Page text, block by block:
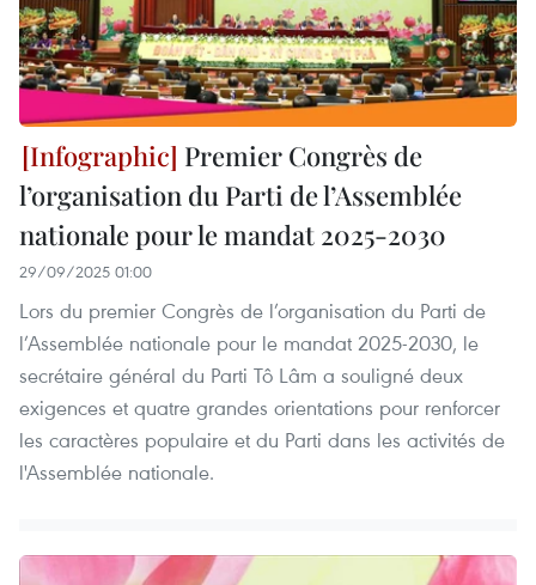
Premier Congrès de
l’organisation du Parti de l’Assemblée
nationale pour le mandat 2025-2030
29/09/2025 01:00
Lors du premier Congrès de l’organisation du Parti de
l’Assemblée nationale pour le mandat 2025-2030, le
secrétaire général du Parti Tô Lâm a souligné deux
exigences et quatre grandes orientations pour renforcer
les caractères populaire et du Parti dans les activités de
l'Assemblée nationale.